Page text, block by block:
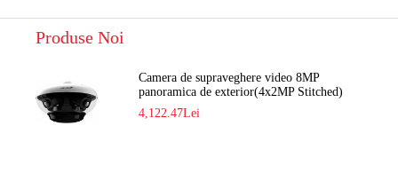
Produse Noi
Camera de supraveghere video 8MP
panoramica de exterior(4x2MP Stitched)
Navaio NGC-7482PR
4,122.47Lei